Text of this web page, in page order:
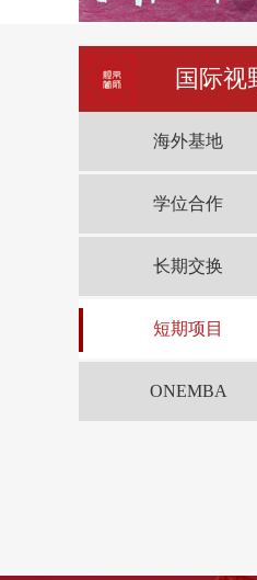
国际视
海外基地
学位合作
长期交换
短期项目
ONEMBA